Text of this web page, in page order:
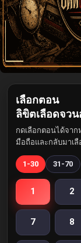
เลือกตอน
ลิขิตเลือดจว
กดเลือกตอนได้จา
มือถือและกลับมาเลื
1-30 31-70
1 2
7 8